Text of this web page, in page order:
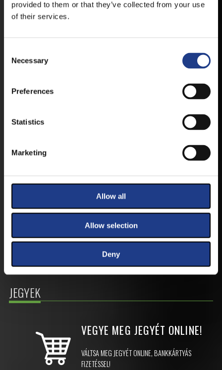
provided to them or that they’ve collected from your use
of their services.
Necessary
Preferences
Statistics
Marketing
Allow all
Allow selection
Deny
JEGYEK
VEGYE MEG JEGYÉT ONLINE!
VÁLTSA MEG JEGYÉT ONLINE, BANKKÁRTYÁS
FIZETÉSSEL!
MOBIL APP
TÖLTSE LE APPLIKÁCIÓNKAT, HOGY
ELÉRHETŐ ANDROID ÉS IOS RENDSZEREKRE AZ